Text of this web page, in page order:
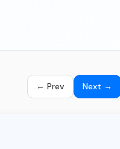
← Prev Next →